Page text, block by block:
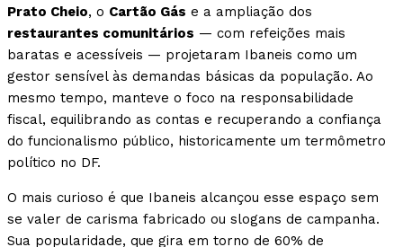
Prato Cheio, o Cartão Gás e a ampliação dos
restaurantes comunitários — com refeições mais
baratas e acessíveis — projetaram Ibaneis como um
gestor sensível às demandas básicas da população. Ao
mesmo tempo, manteve o foco na responsabilidade
fiscal, equilibrando as contas e recuperando a confiança
do funcionalismo público, historicamente um termômetro
político no DF.
O mais curioso é que Ibaneis alcançou esse espaço sem
se valer de carisma fabricado ou slogans de campanha.
Sua popularidade, que gira em torno de 60% de